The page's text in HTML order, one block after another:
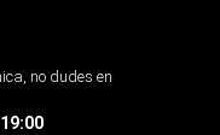
no dudes en